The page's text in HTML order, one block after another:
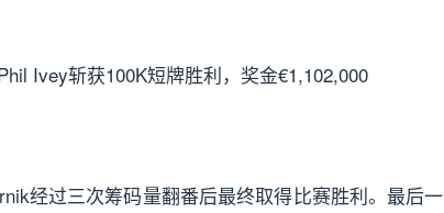
经过三次筹码量翻番后最终取得比赛胜利。最后一